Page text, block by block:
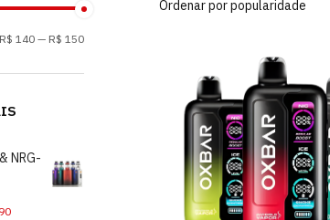
R$ 140— R$ 150
NRG-